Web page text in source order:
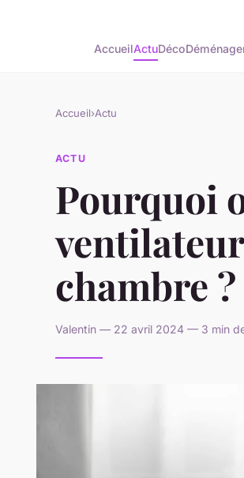
AccueilActuDéco
Accueil›Actu
ACTU
Pourquoi
chambre ?
Valentin — 22 avril 2024 — 3 min